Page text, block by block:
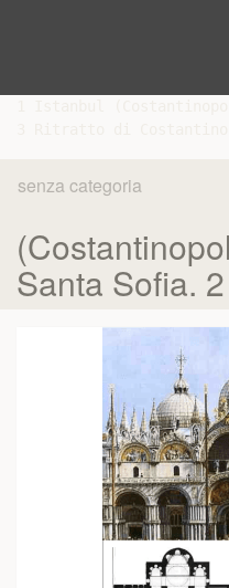
senza categoria
Santa Sofia.